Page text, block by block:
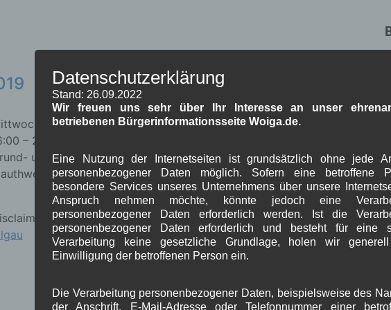
20.03.2019
– 20:00 Uhr
und Mittelschule
11, Mittenwald
Datenschutzerklärung
Stand: 26.09.2022
Wir freuen uns sehr über Ihr Interesse an unser
betriebenen Bürgerinformationsseite Woiga.de.
Eine Nutzung der Internetseiten ist grundsätzlich ohne jede
personenbezogener Daten möglich. Sofern eine betroffene
besondere Services unseres Unternehmens über unsere
Anspruch nehmen möchte, könnte jedoch eine
personenbezogener Daten erforderlich werden. Ist die
personenbezogener Daten erforderlich und besteht für eine
Verarbeitung keine gesetzliche Grundlage, holen wir
Einwilligung der betroffenen Person ein.
Die Verarbeitung personenbezogener Daten, beispielsweise des
der Anschrift, E-Mail-Adresse oder Telefonnummer einer